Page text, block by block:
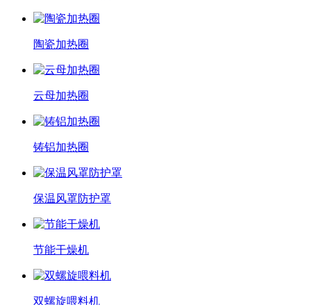
陶瓷加热圈
云母加热圈
铸铝加热圈
保温风罩防护罩
节能干燥机
双螺旋喂料机